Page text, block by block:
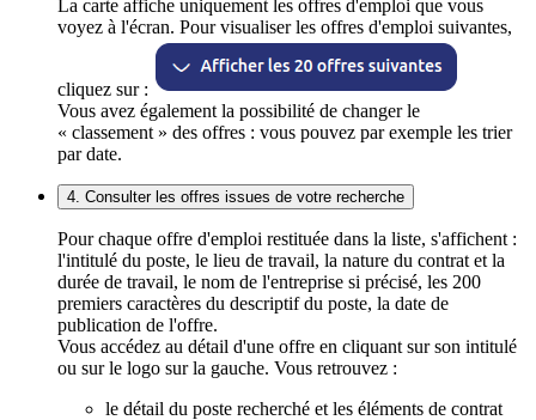
La carte affiche uniquement les offres d'emploi que vous
voyez à l'écran. Pour visualiser les offres d'emploi suivantes,
cliquez sur :
Vous avez également la possibilité de changer le
« classement » des offres : vous pouvez par exemple les trier
par date.
4. Consulter les offres issues de votre recherche
Pour chaque offre d'emploi restituée dans la liste, s'affichent :
l'intitulé du poste, le lieu de travail, la nature du contrat et la
durée de travail, le nom de l'entreprise si précisé, les 200
premiers caractères du descriptif du poste, la date de
publication de l'offre.
Vous accédez au détail d'une offre en cliquant sur son intitulé
ou sur le logo sur la gauche. Vous retrouvez :
le détail du poste recherché et les éléments de contrat